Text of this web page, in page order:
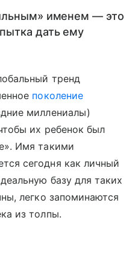
именем — это
дать ему
тренд
поколение
миллениалы)
их ребенок был
Имя такими
сегодня как личный
базу для таких
легко запоминаются
из толпы.